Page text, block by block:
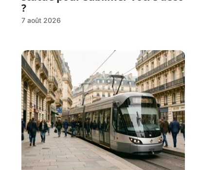
?
7 août 2026